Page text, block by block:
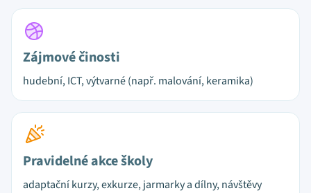
Zájmové činosti
hudební, ICT, výtvarné (např. malování, keramika)
Pravidelné akce školy
adaptační kurzy, exkurze, jarmarky a dílny, návštěvy